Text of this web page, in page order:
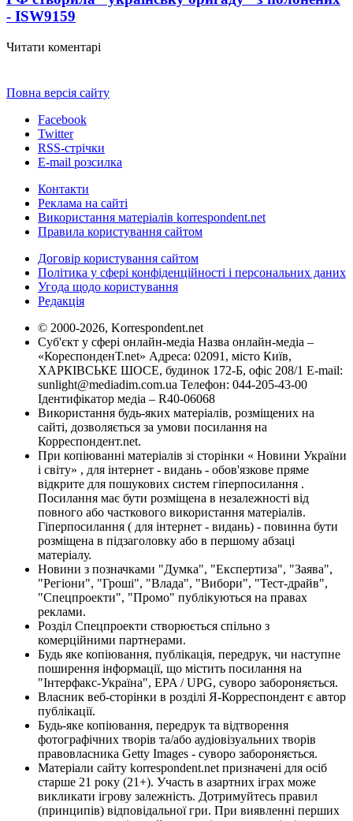
- ISW9159
Читати коментарі
Повна версія сайту
Facebook
Twitter
RSS-стрічки
E-mail розсилка
Контакти
Реклама на сайті
Використання матеріалів korrespondent.net
Правила користування сайтом
Договір користування сайтом
Політика у сфері конфіденційності і персональних даних
Угода щодо користування
Редакція
© 2000-2026, Korrespondent.net
Суб'єкт у сфері онлайн-медіа Назва онлайн-медіа –
«КореспонденТ.net» Адреса: 02091, місто Київ,
ХАРКІВСЬКЕ ШОСЕ, будинок 172-Б, офіс 208/1 E-mail:
sunlight@mediadim.com.ua Телефон: 044-205-43-00
Ідентифікатор медіа – R40-06068
Використання будь-яких матеріалів, розміщених на
сайті, дозволяється за умови посилання на
Корреспондент.net.
При копіюванні матеріалів зі сторінки « Новини України
і світу» , для інтернет - видань - обов'язкове пряме
відкрите для пошукових систем гіперпосилання .
Посилання має бути розміщена в незалежності від
повного або часткового використання матеріалів.
Гіперпосилання ( для інтернет - видань) - повинна бути
розміщена в підзаголовку або в першому абзаці
матеріалу.
Новини з позначками "Думка", "Експертиза", "Заява",
"Регіони", "Гроші", "Влада", "Вибори", "Тест-драйв",
"Спецпроекти", "Промо" публікуються на правах
реклами.
Розділ Спецпроекти створюється спільно з
комерційними партнерами.
Будь яке копіювання, публікація, передрук, чи наступне
поширення інформації, що містить посилання на
"Інтерфакс-Україна", EPA / UPG, суворо забороняється.
Власник веб-сторінки в розділі Я-Корреспондент є автор
публікації.
Будь-яке копіювання, передрук та відтворення
фотографічних творів та/або аудіовізуальних творів
правовласника Getty Images - суворо забороняється.
Матеріали сайту korrespondent.net призначені для осіб
старше 21 року (21+). Участь в азартних іграх може
викликати ігрову залежність. Дотримуйтесь правил
(принципів) відповідальної гри. При виявленні перших